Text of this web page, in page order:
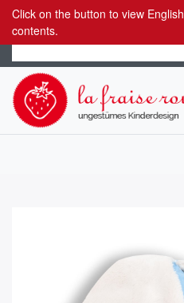
Click on the button to view English
contents.